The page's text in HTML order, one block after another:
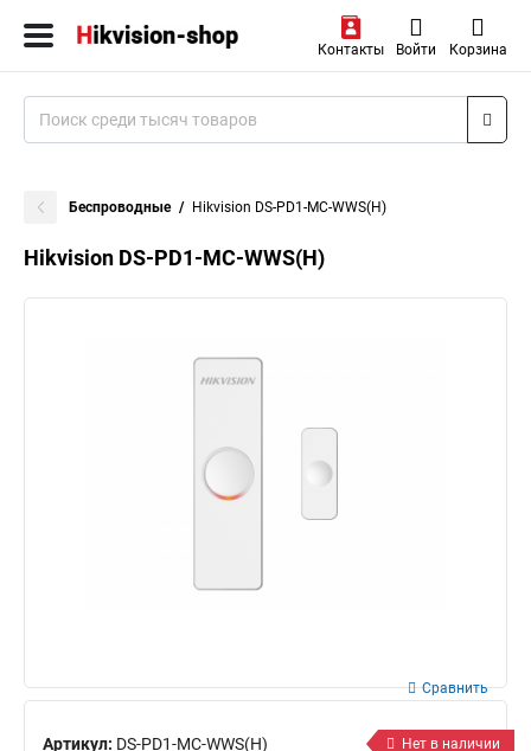
Контакты Войти Корзина
Беспроводные Hikvision DS-PD1-MC-WWS(H)
Hikvision DS-PD1-MC-WWS(H)
Артикул: DS-PD1-MC-WWS(H)
Сравнить
Нет в наличии